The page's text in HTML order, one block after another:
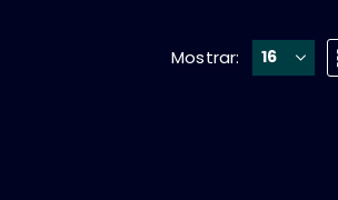
Mostrar: